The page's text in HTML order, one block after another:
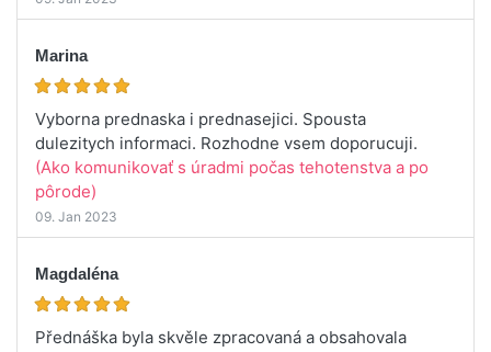
Marina
Vyborna prednaska i prednasejici. Spousta
dulezitych informaci. Rozhodne vsem doporucuji.
(Ako komunikovať s úradmi počas tehotenstva a po
pôrode)
09. Jan 2023
Magdaléna
Přednáška byla skvěle zpracovaná a obsahovala